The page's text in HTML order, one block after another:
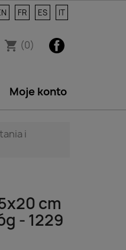
FR ES IT
Facebook
shopping_cart (0)
Moje konto
i
cm
- 1229